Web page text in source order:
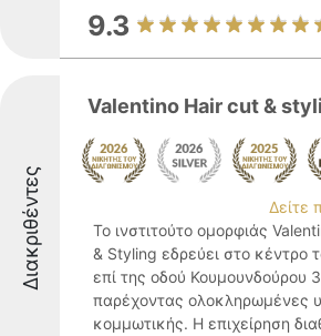
9.3
Διακριθέντες
Valentino Hair cut &
Δείτε
Το ινστιτούτο ομορφιάς
& Styling εδρεύει στο κέντρο
επί της οδού Κουμουνδούρου
παρέχοντας ολοκληρωμένες
κομμωτικής. Η επιχείρηση